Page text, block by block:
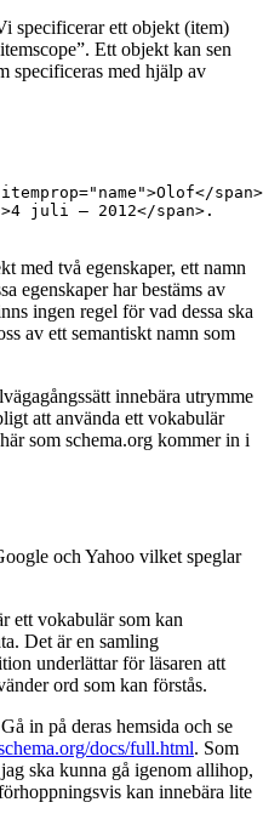
specificerar ett objekt (item)
Ett objekt kan sen
specificeras med hjälp av
juli – 2012</span>.
med två egenskaper, ett namn
egenskaper har bestäms av
ingen regel för vad dessa ska
av ett semantiskt namn som
innebära utrymme
att använda ett vokabulär
som schema.org kommer in i
och Yahoo vilket speglar
ett vokabulär som kan
Det är en samling
underlättar för läsaren att
ord som kan förstås.
Gå in på deras hemsida och se
docs/full.html. Som
ska kunna gå igenom allihop,
kan innebära lite